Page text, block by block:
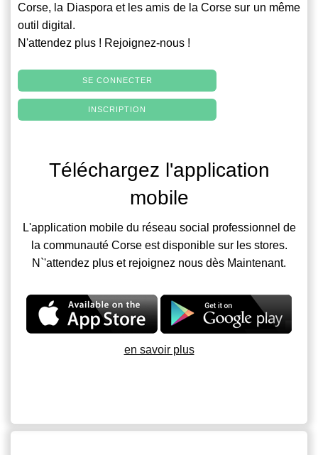
Corse, la Diaspora et les amis de la Corse sur un même
outil digital.
N'attendez plus ! Rejoignez-nous !
SE CONNECTER
INSCRIPTION
Téléchargez l'application
mobile
L'application mobile du réseau social professionnel de
la communauté Corse est disponible sur les stores.
N`'attendez plus et rejoignez nous dès Maintenant.
en savoir plus